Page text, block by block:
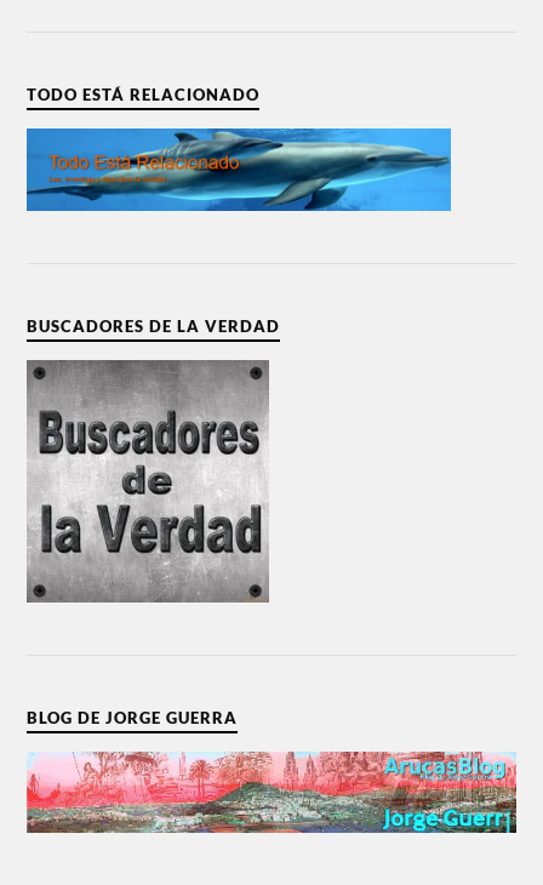
TODO ESTÁ RELACIONADO
BUSCADORES DE LA VERDAD
BLOG DE JORGE GUERRA